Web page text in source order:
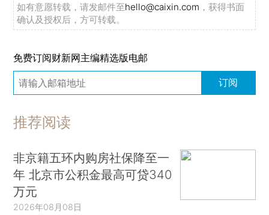
如有意愿转载，请发邮件至hello@caixin.com ，获得书面
确认及授权后，方可转载。
免费订阅财新网主编精选版电邮
订阅
推荐阅读
非京籍五环内购房社保降至一
年 北京市公积金最高可贷340
万元
2026年08月08日